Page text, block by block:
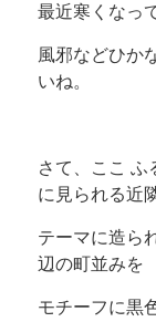
最近寒くなっ
風邪などひか
いね。
さて、ここ ふ
に見られる近
テーマに造ら
辺の町並みを
モチーフに黒